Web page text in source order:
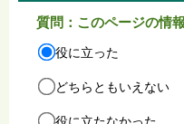
質問：このページの情
役に立った
どちらともいえない